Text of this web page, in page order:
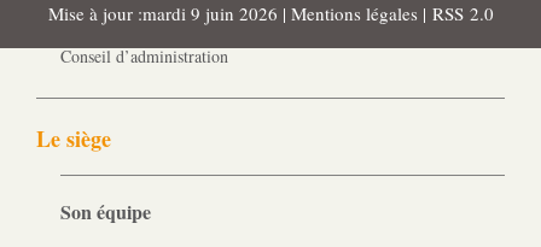
Gouvernance
Conseil d’administration
Le siège
Son équipe
Mise à jour :mardi 9 juin 2026 | Mentions légales | RSS 2.0